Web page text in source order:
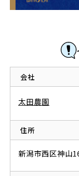
会社
太田農園
住所
新潟市西区神山